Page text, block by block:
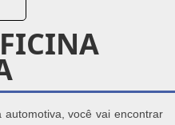
você vai encontrar